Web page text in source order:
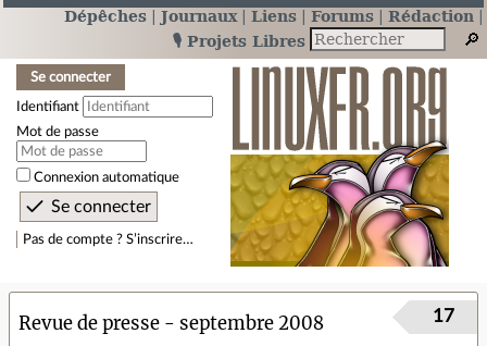
Dépêches Journaux Liens Forums
Rédaction
🎙️ Projets Libres
Se connecter
Identifiant
Mot de passe
Connexion automatique
Pas de compte ? S’inscrire…
Revue de presse - septembre 2008 17